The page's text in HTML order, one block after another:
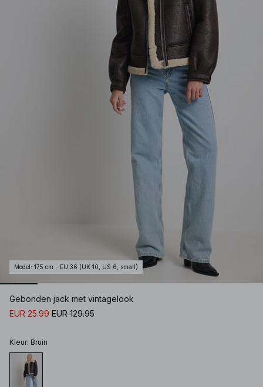
Model : 175 cm - EU 36 (UK 10, US 6, small)
Gebonden jack met vintagelook
EUR 25.99 EUR 129.95
Kleur: Bruin